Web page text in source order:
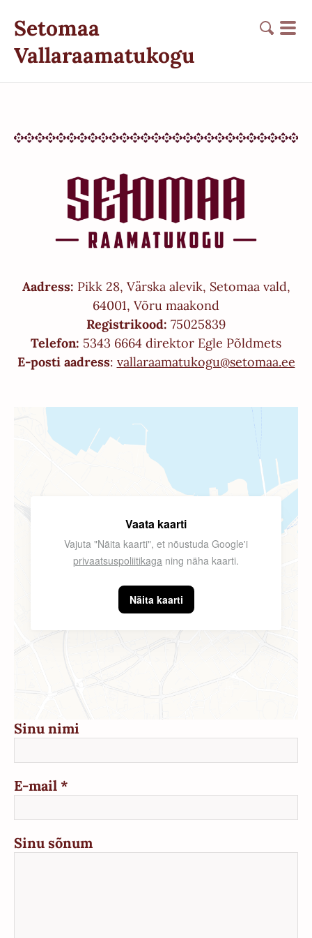
Setomaa
Vallaraamatukogu
Aadress: Pikk 28, Värska alevik, Setomaa vald,
64001, Võru maakond
Registrikood: 75025839
Telefon: 5343 6664 direktor Egle Põldmets
E-posti aadress: vallaraamatukogu@setomaa.ee
Vaata kaarti
Vajuta "Näita kaarti", et nõustuda Google'i
privaatsuspoliitikaga ning näha kaarti.
Näita kaarti
Sinu nimi
E-mail
Sinu sõnum